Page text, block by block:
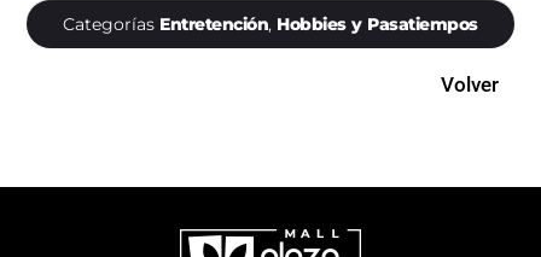
Categorías Entretención, Hobbies y Pasatiempos
Volver